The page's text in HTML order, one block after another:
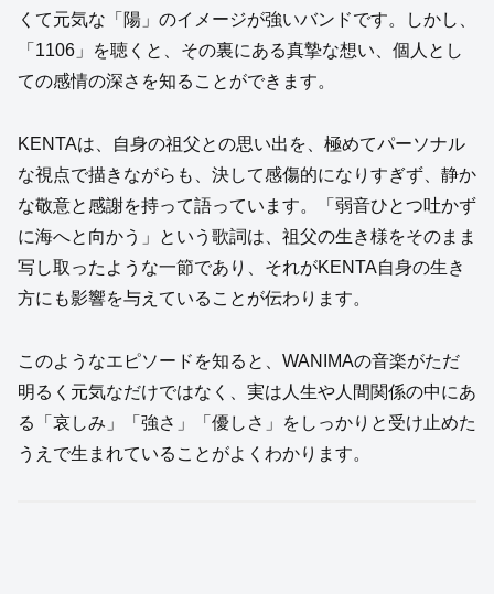
くて元気な「陽」のイメージが強いバンドです。しかし、
「1106」を聴くと、その裏にある真摯な想い、個人とし
ての感情の深さを知ることができます。
KENTAは、自身の祖父との思い出を、極めてパーソナル
な視点で描きながらも、決して感傷的になりすぎず、静か
な敬意と感謝を持って語っています。「弱音ひとつ吐かず
に海へと向かう」という歌詞は、祖父の生き様をそのまま
写し取ったような一節であり、それがKENTA自身の生き
方にも影響を与えていることが伝わります。
このようなエピソードを知ると、WANIMAの音楽がただ
明るく元気なだけではなく、実は人生や人間関係の中にあ
る「哀しみ」「強さ」「優しさ」をしっかりと受け止めた
うえで生まれていることがよくわかります。